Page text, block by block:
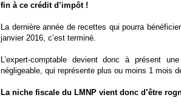
fin à ce crédit d’impôt !
La dernière année de recettes qui pourra
janvier 2016, c’est terminé.
L’expert-comptable devient donc à présent
négligeable, qui représente plus ou moins 1 mois
La niche fiscale du LMNP vient donc d’être